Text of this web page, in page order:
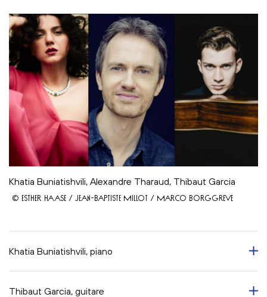
Khatia Buniatishvili, Alexandre Tharaud, Thibaut Garcia
© ESTHER HAASE / JEAN-BAPTISTE MILLOT / MARCO BORGGREVE
Khatia Buniatishvili, piano
Thibaut Garcia, guitare